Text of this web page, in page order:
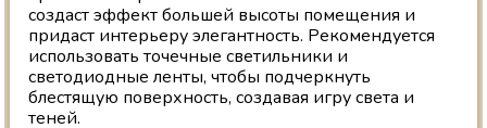
создаст эффект большей высоты помещения и
придаст интерьеру элегантность. Рекомендуется
использовать точечные светильники и
светодиодные ленты, чтобы подчеркнуть
блестящую поверхность, создавая игру света и
теней.